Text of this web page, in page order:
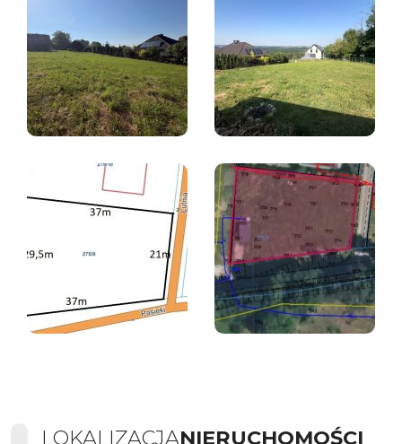
LOKALIZACJANIERUCHOMOŚCI